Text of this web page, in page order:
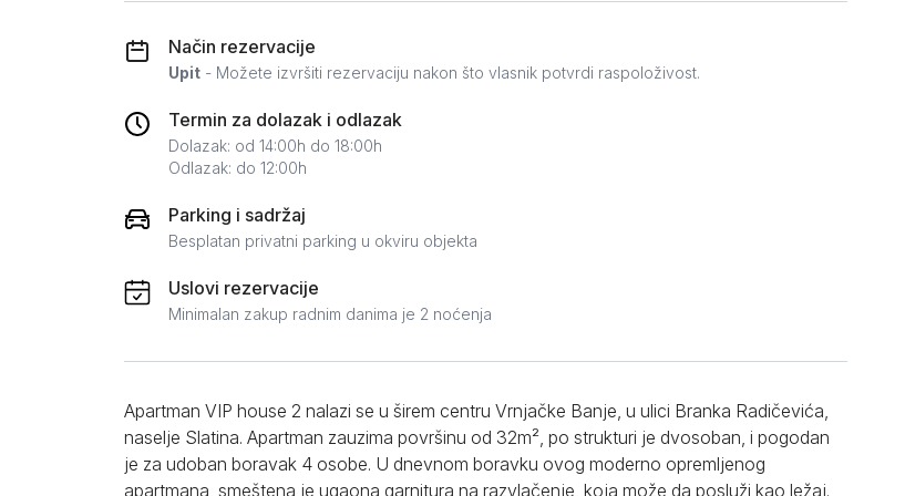
Način rezervacije
Upit - Možete izvršiti rezervaciju nakon što vlasnik potvrdi raspoloživost.
Termin za dolazak i odlazak
Dolazak: od 14:00h do 18:00h
Odlazak: do 12:00h
Parking i sadržaj
Besplatan privatni parking u okviru objekta
Uslovi rezervacije
Minimalan zakup radnim danima je 2 noćenja
Apartman VIP house 2 nalazi se u širem centru Vrnjačke Banje, u ulici Branka Radičevića,
naselje Slatina. Apartman zauzima površinu od 32m², po strukturi je dvosoban, i pogodan
je za udoban boravak 4 osobe. U dnevnom boravku ovog moderno opremljenog
apartmana, smeštena je ugaona garnitura na razvlačenje, koja može da posluži kao ležaj.